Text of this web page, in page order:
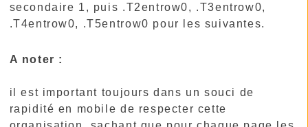
secondaire 1, puis .T2entrow0, .T3entrow0,
.T4entrow0, .T5entrow0 pour les suivantes.
A noter :
il est important toujours dans un souci de
rapidité en mobile de respecter cette